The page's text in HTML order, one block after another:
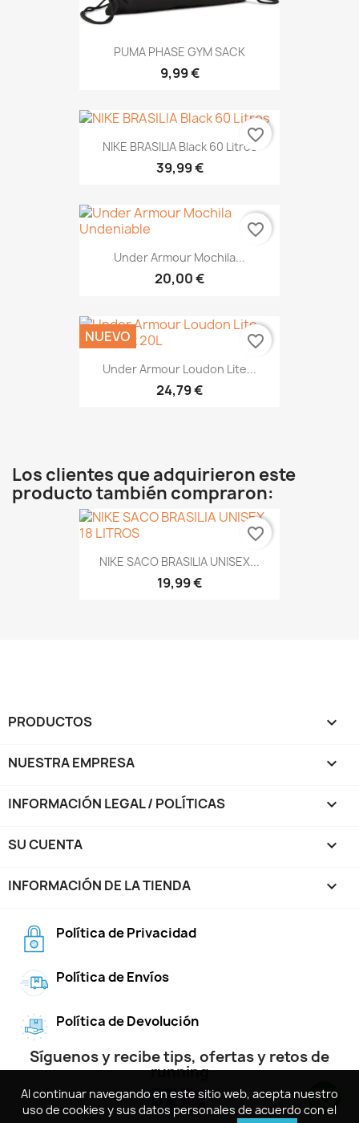
Al continuar navegando en este sitio web, acepta nuestro
uso de cookies y sus datos personales de acuerdo con el
PUMA PHASE GYM SACK
9,99 €
NIKE BRASILIA Black 60 Litros
39,99 €
favorite_border
Under Armour Mochila...
20,00 €
favorite_border
Under Armour Loudon Lite...
24,79 €
NUEVO favorite_border
Los clientes que adquirieron este
producto también compraron:
NIKE SACO BRASILIA UNISEX...
19,99 €
favorite_border
PRODUCTOS 
NUESTRA EMPRESA 
INFORMACIÓN LEGAL / POLÍTICAS 
SU CUENTA 
INFORMACIÓN DE LA TIENDA keyboard_arrow_down
Al continuar navegando en este sitio web, acepta nuestro
uso de cookies y sus datos personales de acuerdo con el
Política de Privacidad
Política de Envíos
Política de Devolución
Síguenos y recibe tips, ofertas y retos de
running